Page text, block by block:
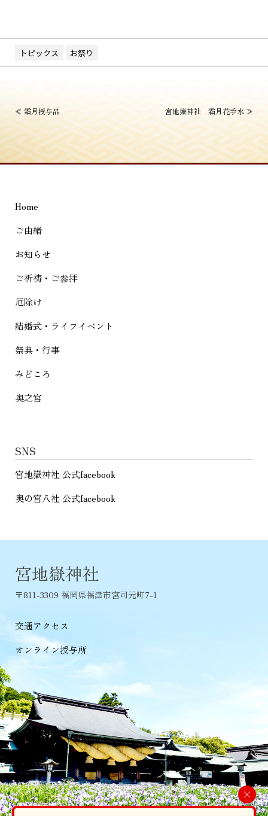
トピックス お祭り
投
稿
ナ
ー
シ
ョ
ン
≪ 霜月授与品 宮地嶽神社 霜月花手水 ≫
Home
ご由緒
お知らせ
ご祈祷・ご参拝
厄除け
結婚式・ライフイベント
祭典・行事
みどころ
奥之宮
SNS
宮地嶽神社 公式facebook
奥の宮八社 公式facebook
宮地嶽神社
〒811-3309 福岡県福津市宮司元町7-1
交通アクセス
オンライン授与所
×